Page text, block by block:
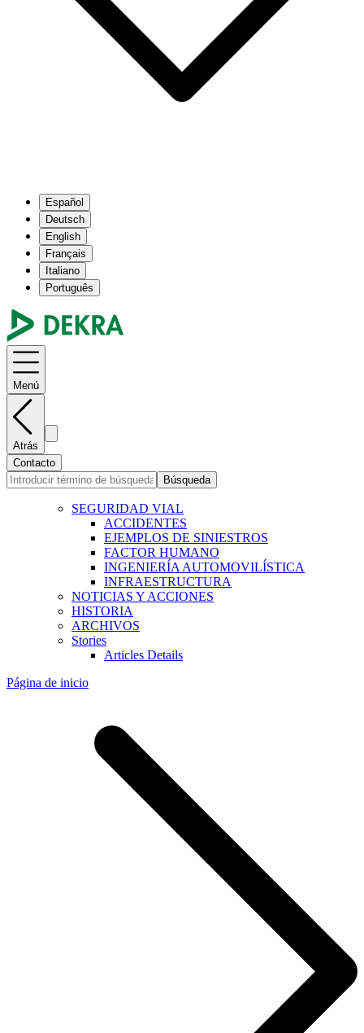
Español
Deutsch
English
Français
Italiano
Português
Menú
Atrás
Contacto
Búsqueda
SEGURIDAD VIAL
ACCIDENTES
EJEMPLOS DE SINIESTROS
FACTOR HUMANO
INGENIERÍA AUTOMOVILÍSTICA
INFRAESTRUCTURA
NOTICIAS Y ACCIONES
HISTORIA
ARCHIVOS
Stories
Articles Details
Página de inicio